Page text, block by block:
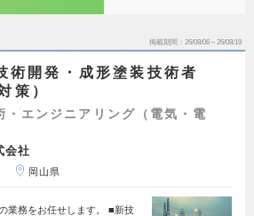
掲載期間 26/08/06～26/08/19
術開発・成形塗装技術者
策）
・エンジニアリング（電気・電
会社
岡山県
業務をお任せします。 ■新技